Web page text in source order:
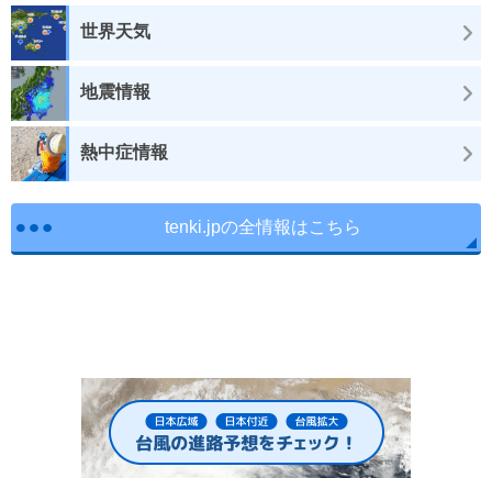
世界天気
地震情報
熱中症情報
tenki.jpの全情報はこちら